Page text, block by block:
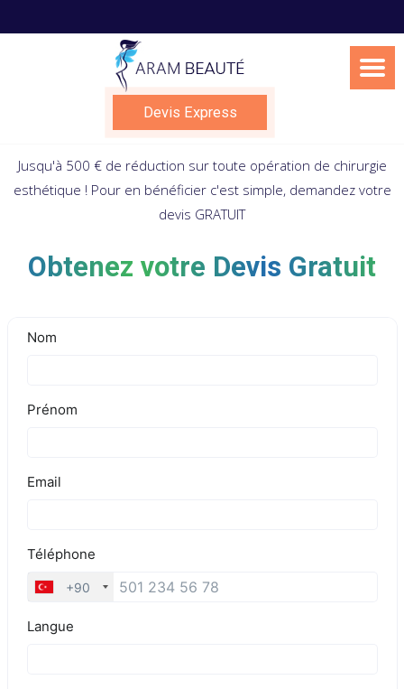
to
Devis Express
Jusqu'à 500 € de réduction sur toute opération de chirurgie
esthétique ! Pour en bénéficier c'est simple, demandez votre
devis GRATUIT
Obtenez votre Devis Gratuit